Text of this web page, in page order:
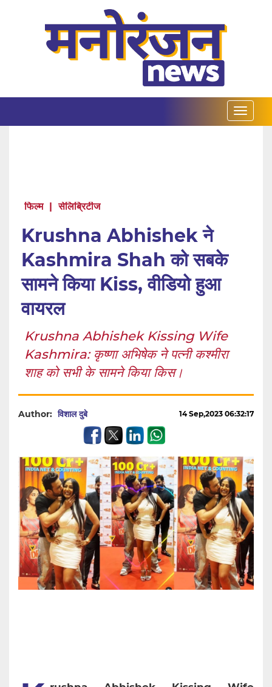
फिल्म | सेलिब्रिटीज
Krushna Abhishek ने
Kashmira Shah को सबके
सामने किया Kiss, वीडियो हुआ
वायरल
Krushna Abhishek Kissing Wife
Kashmira: कृष्णा अभिषेक ने पत्नी कश्मीरा
शाह को सभी के सामने किया किस।
Author: विशाल दुबे 14 Sep,2023 06:32:17